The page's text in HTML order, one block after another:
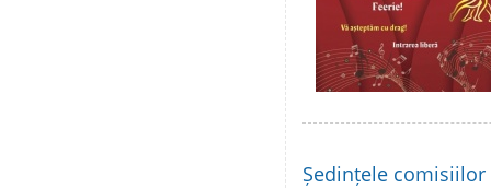
Ședințele